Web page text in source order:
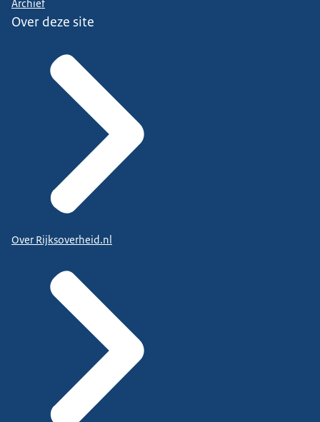
Archief
Over deze site
Over Rijksoverheid.nl